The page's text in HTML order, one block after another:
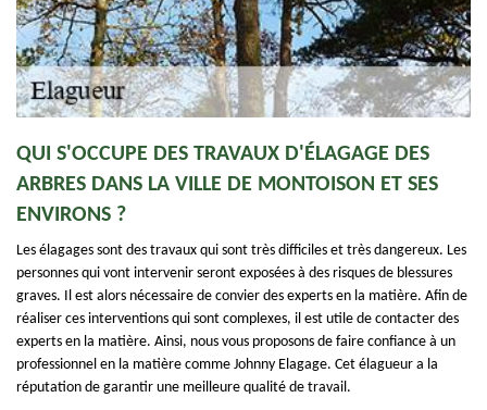
QUI S'OCCUPE DES TRAVAUX D'ÉLAGAGE DES
ARBRES DANS LA VILLE DE MONTOISON ET SES
ENVIRONS ?
Les élagages sont des travaux qui sont très difficiles et très dangereux. Les
personnes qui vont intervenir seront exposées à des risques de blessures
graves. Il est alors nécessaire de convier des experts en la matière. Afin de
réaliser ces interventions qui sont complexes, il est utile de contacter des
experts en la matière. Ainsi, nous vous proposons de faire confiance à un
professionnel en la matière comme Johnny Elagage. Cet élagueur a la
réputation de garantir une meilleure qualité de travail.